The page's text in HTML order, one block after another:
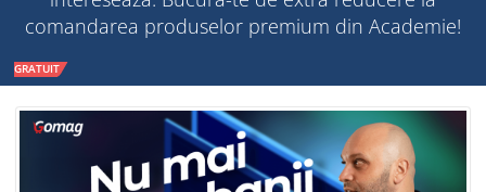
comandarea produselor premium din Academie!
GRATUIT